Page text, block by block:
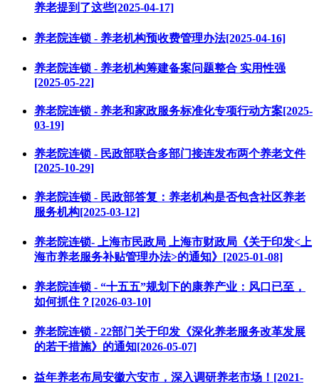
养老提到了这些[2025-04-17]
养老院连锁 - 养老机构预收费管理办法[2025-04-16]
养老院连锁 - 养老机构筹建备案问题整合 实用性强
[2025-05-22]
养老院连锁 - 养老和家政服务标准化专项行动方案[2025-
03-19]
养老院连锁 - 民政部联合多部门接连发布两个养老文件
[2025-10-29]
养老院连锁 - 民政部答复：养老机构是否包含社区养老
服务机构[2025-03-12]
养老院连锁- 上海市民政局 上海市财政局《关于印发<上
海市养老服务补贴管理办法>的通知》[2025-01-08]
养老院连锁 - “十五五”规划下的康养产业：风口已至，
如何抓住？[2026-03-10]
养老院连锁 - 22部门关于印发《深化养老服务改革发展
的若干措施》的通知[2026-05-07]
益年养老布局安徽六安市，深入调研养老市场！[2021-